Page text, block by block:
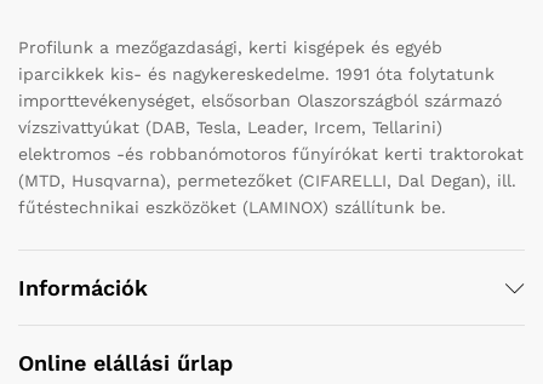
Profilunk a mezőgazdasági, kerti kisgépek és egyéb
iparcikkek kis- és nagykereskedelme. 1991 óta folytatunk
importtevékenységet, elsősorban Olaszországból származó
vízszivattyúkat (DAB, Tesla, Leader, Ircem, Tellarini)
elektromos -és robbanómotoros fűnyírókat kerti traktorokat
(MTD, Husqvarna), permetezőket (CIFARELLI, Dal Degan), ill.
fűtéstechnikai eszközöket (LAMINOX) szállítunk be.
Információk
Online elállási űrlap